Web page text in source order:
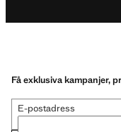
Få exklusiva kampanjer,
E-postadress